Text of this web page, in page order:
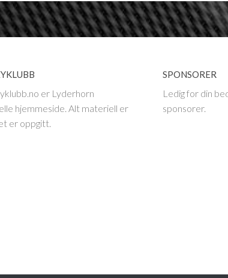
er Lyderhorn
hjemmeside. Alt materiell er
er oppgitt.
SPONSORER
Ledig for din
sponsorer.